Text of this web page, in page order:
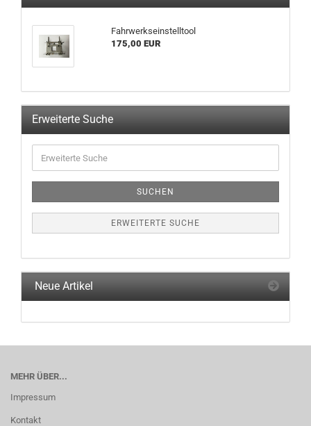
Fahrwerkseinstelltool
175,00 EUR
Erweiterte Suche
Suche
SUCHEN
ERWEITERTE SUCHE
Neue Artikel
MEHR ÜBER...
Impressum
Kontakt